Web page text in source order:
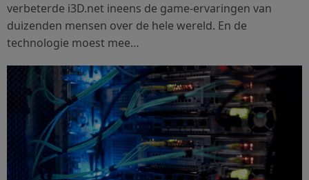
verbeterde i3D.net ineens de game-ervaringen van
duizenden mensen over de hele wereld. En de
technologie moest mee…